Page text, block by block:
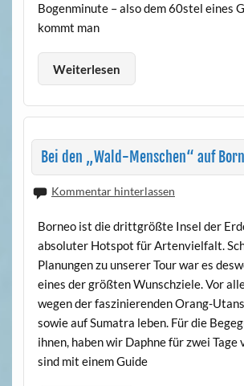
Bogenminute – also dem 60stel eines
kommt man
Weiterlesen
Bei den „Wald-Menschen“ auf
Kommentar hinterlassen
Borneo ist die drittgrößte Insel der
absoluter Hotspot für Artenvielfalt.
Planungen zu unserer Tour war es
eines der größten Wunschziele. Vor
wegen der faszinierenden Orang-
sowie auf Sumatra leben. Für die
ihnen, haben wir Daphne für zwei Tage
sind mit einem Guide